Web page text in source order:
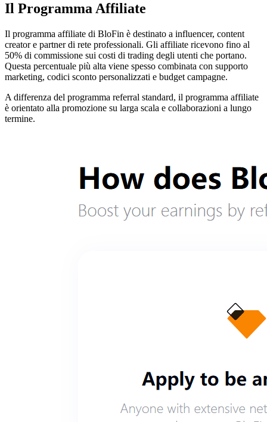
Il Programma Affiliate
Il programma affiliate di BloFin è destinato a influencer, content
creator e partner di rete professionali. Gli affiliate ricevono fino al
50% di commissione sui costi di trading degli utenti che portano.
Questa percentuale più alta viene spesso combinata con supporto
marketing, codici sconto personalizzati e budget campagne.
A differenza del programma referral standard, il programma affiliate
è orientato alla promozione su larga scala e collaborazioni a lungo
termine.